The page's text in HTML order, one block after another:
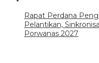
Rapat Perdana
Pelantikan,
Porwanas 2027